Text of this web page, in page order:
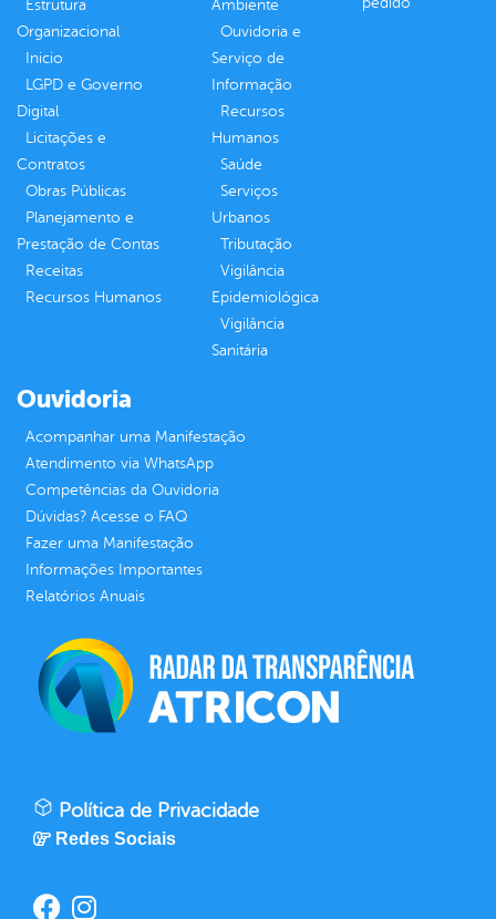
Estrutura
Organizacional
Inicio
LGPD e Governo
Digital
Licitações e
Contratos
Obras Públicas
Planejamento e
Prestação de Contas
Receitas
Recursos Humanos
Ambiente
Ouvidoria e
Serviço de
Informação
Recursos
Humanos
Saúde
Serviços
Urbanos
Tributação
Vigilância
Epidemiológica
Vigilância
Sanitária
Ouvidoria
Acompanhar uma Manifestação
Atendimento via WhatsApp
Competências da Ouvidoria
Dúvidas? Acesse o FAQ
Fazer uma Manifestação
Informações Importantes
Relatórios Anuais
Política de Privacidade
Redes Sociais